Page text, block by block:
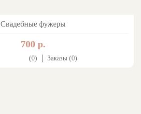
Свадебные фужеры
700 р.
(0) Заказы (0)